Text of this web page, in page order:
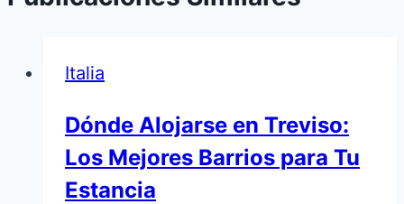
Italia
Dónde Alojarse en Treviso:
Los Mejores Barrios para Tu
Estancia